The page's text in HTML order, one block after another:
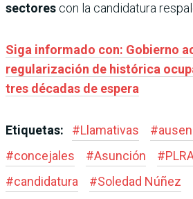
sectores con la candidatura
Siga informado con: Gobierno
regularización de histórica
tres décadas de espera
Etiquetas: #Llamativas #
#concejales #Asunción #
#candidatura #Soledad Núñez